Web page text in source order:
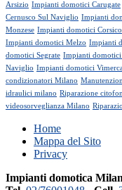
Arsizio Impianti domotici Carugate
Cernusco Sul Naviglio Impianti
Monzese Impianti domotici Corsico
Impianti domotici Melzo Impianti
domotici Segrate Impianti domotici
Naviglio Impianti domotici
condizionatori Milano
idraulici milano Riparazione
videosorveglianza Milano
Home
Mappa del Sito
Privacy
Impianti domotica